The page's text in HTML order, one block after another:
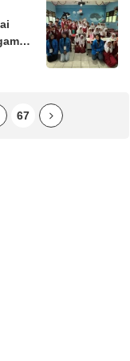
67